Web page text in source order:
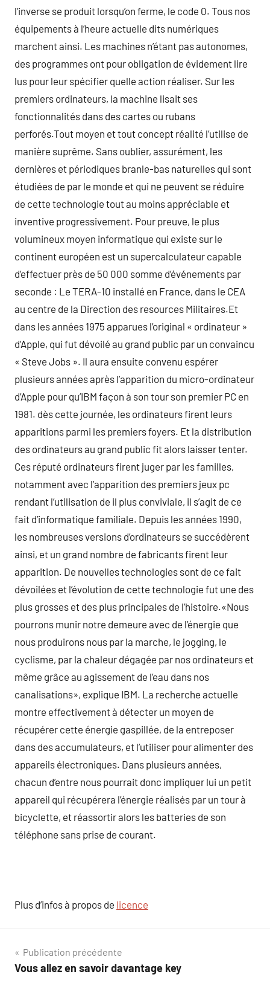
l’inverse se produit lorsqu’on ferme, le code 0. Tous nos
équipements à l’heure actuelle dits numériques
marchent ainsi. Les machines n’étant pas autonomes,
des programmes ont pour obligation de évidement lire
lus pour leur spécifier quelle action réaliser. Sur les
premiers ordinateurs, la machine lisait ses
fonctionnalités dans des cartes ou rubans
perforés.Tout moyen et tout concept réalité l’utilise de
manière suprême. Sans oublier, assurément, les
dernières et périodiques branle-bas naturelles qui sont
étudiées de par le monde et qui ne peuvent se réduire
de cette technologie tout au moins appréciable et
inventive progressivement. Pour preuve, le plus
volumineux moyen informatique qui existe sur le
continent européen est un supercalculateur capable
d’effectuer près de 50 000 somme d’événements par
seconde : Le TERA-10 installé en France, dans le CEA
au centre de la Direction des resources Militaires.Et
dans les années 1975 apparues l’original « ordinateur »
d’Apple, qui fut dévoilé au grand public par un convaincu
« Steve Jobs ». Il aura ensuite convenu espérer
plusieurs années après l’apparition du micro-ordinateur
d’Apple pour qu’IBM façon à son tour son premier PC en
1981. dès cette journée, les ordinateurs firent leurs
apparitions parmi les premiers foyers. Et la distribution
des ordinateurs au grand public fit alors laisser tenter.
Ces réputé ordinateurs firent juger par les familles,
notamment avec l’apparition des premiers jeux pc
rendant l’utilisation de il plus conviviale, il s’agit de ce
fait d’informatique familiale. Depuis les années 1990,
les nombreuses versions d’ordinateurs se succédèrent
ainsi, et un grand nombre de fabricants firent leur
apparition. De nouvelles technologies sont de ce fait
dévoilées et l’évolution de cette technologie fut une des
plus grosses et des plus principales de l’histoire.«Nous
pourrons munir notre demeure avec de l’énergie que
nous produirons nous par la marche, le jogging, le
cyclisme, par la chaleur dégagée par nos ordinateurs et
même grâce au agissement de l’eau dans nos
canalisations», explique IBM. La recherche actuelle
montre effectivement à détecter un moyen de
récupérer cette énergie gaspillée, de la entreposer
dans des accumulateurs, et l’utiliser pour alimenter des
appareils électroniques. Dans plusieurs années,
chacun d’entre nous pourrait donc impliquer lui un petit
appareil qui récupérera l’énergie réalisés par un tour à
bicyclette, et réassortir alors les batteries de son
téléphone sans prise de courant.
Plus d’infos à propos de licence
Navigation
de
Publication précédente
Vous allez en savoir davantage key